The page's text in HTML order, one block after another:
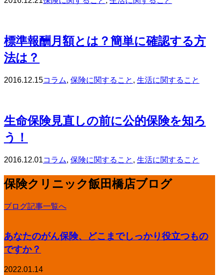
標準報酬月額とは？簡単に確認する方
法は？
2016.12.15コラム, 保険に関すること , 生活に関すること
生命保険見直しの前に公的保険を知ろ
う！
2016.12.01コラム, 保険に関すること , 生活に関すること
保険クリニック飯田橋店ブログ
ブログ記事一覧へ
あなたのがん保険、どこまでしっかり役立つもの
ですか？
2022.01.14